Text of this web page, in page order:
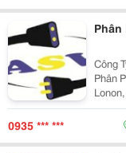
Công
Phân
Lonon,
Phối
0935 *** ***